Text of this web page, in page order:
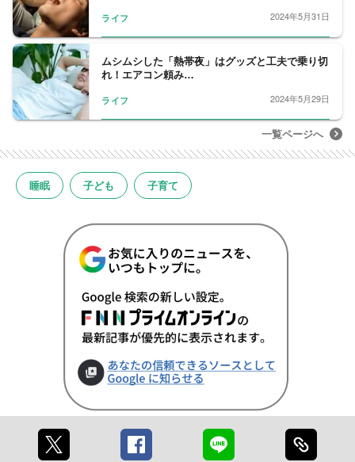
ライフ 2024年5月31日
ムシムシした「熱帯夜」はグッズと工夫で乗り切
れ！エアコン頼み…
ライフ 2024年5月29日
一覧ページへ
睡眠 子ども 子育て